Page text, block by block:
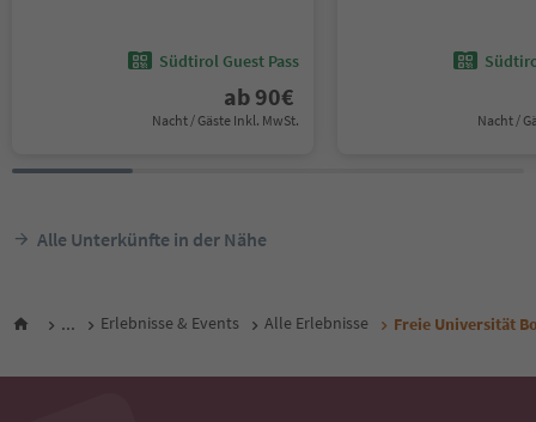
Südtirol Guest Pass
ab 90€
Nacht / Gäste Inkl. MwSt. Nacht /
Alle Unterkünfte in der Nähe
... Erlebnisse & Events Alle Erlebnisse Freie Universität